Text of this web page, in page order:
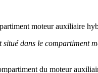
moteur auxiliaire
situé dans le compartiment